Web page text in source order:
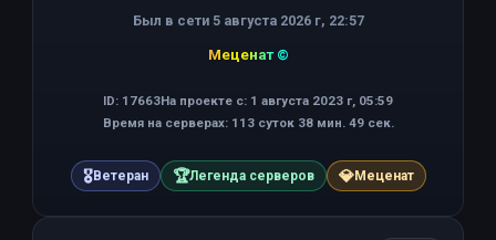
Был в сети 5 августа 2026 г, 22:57
Меценат ©
ID: 17663На проекте с: 1 августа 2023 г, 05:59
Время на серверах: 113 суток 38 мин. 49 сек.
🎖Ветеран 🏆Легенда серверов 💎Меценат